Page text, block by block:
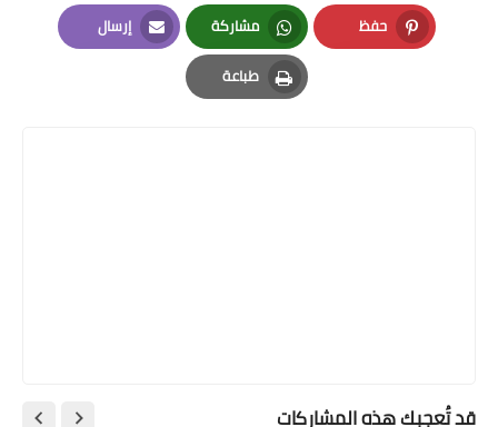
Facebook
Twitter
LinkedIn
حفظ
Pinterest
مشاركة
Whatsapp
إرسال
Email
طباعة
Print
قد تُعجبك هذه المشاركات